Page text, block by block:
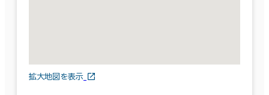
拡大地図を表示